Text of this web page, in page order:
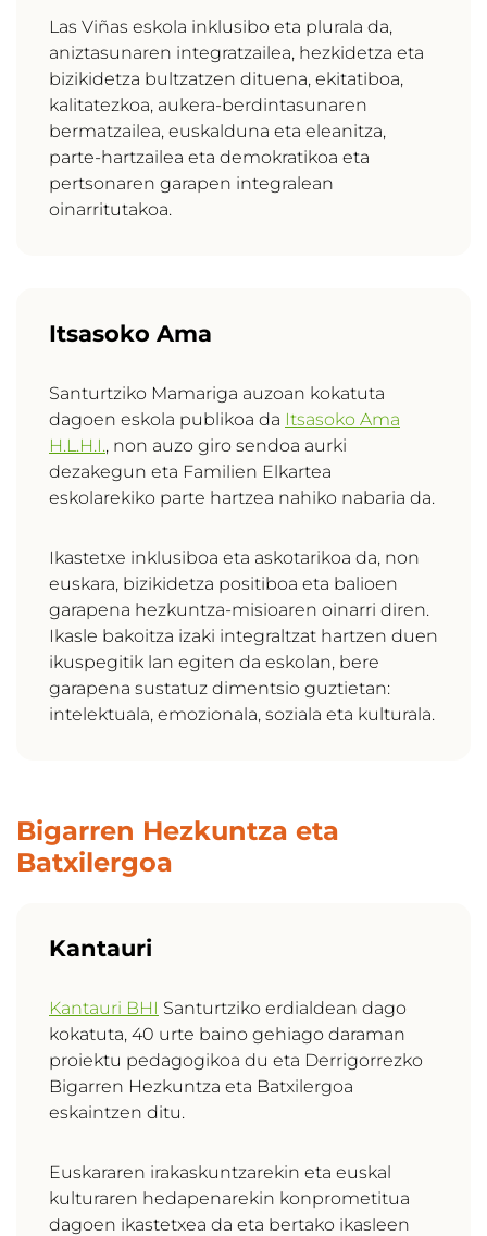
Las Viñas eskola inklusibo eta plurala da,
aniztasunaren integratzailea, hezkidetza eta
bizikidetza bultzatzen dituena, ekitatiboa,
kalitatezkoa, aukera-berdintasunaren
bermatzailea, euskalduna eta eleanitza,
parte-hartzailea eta demokratikoa eta
pertsonaren garapen integralean
oinarritutakoa.
Itsasoko Ama
Santurtziko Mamariga auzoan kokatuta
dagoen eskola publikoa da Itsasoko Ama
H.L.H.I., non auzo giro sendoa aurki
dezakegun eta Familien Elkartea
eskolarekiko parte hartzea nahiko nabaria da.
Ikastetxe inklusiboa eta askotarikoa da, non
euskara, bizikidetza positiboa eta balioen
garapena hezkuntza-misioaren oinarri diren.
Ikasle bakoitza izaki integraltzat hartzen duen
ikuspegitik lan egiten da eskolan, bere
garapena sustatuz dimentsio guztietan:
intelektuala, emozionala, soziala eta kulturala.
Bigarren Hezkuntza eta
Batxilergoa
Kantauri
Kantauri BHI Santurtziko erdialdean dago
kokatuta, 40 urte baino gehiago daraman
proiektu pedagogikoa du eta Derrigorrezko
Bigarren Hezkuntza eta Batxilergoa
eskaintzen ditu.
Euskararen irakaskuntzarekin eta euskal
kulturaren hedapenarekin konprometitua
dagoen ikastetxea da eta bertako ikasleen